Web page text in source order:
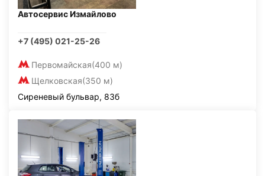
Автосервис Измайлово
+7 (495) 021-25-26
Первомайская(400 м)
Щелковская(350 м)
Сиреневый бульвар, 83б